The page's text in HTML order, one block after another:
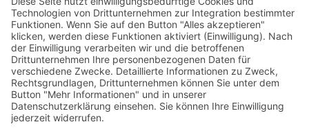
Technologien und einem einfühlsamen Ansatz
sorgen sie für Ihre klare Sicht und Ihr
Wohlbefinden. Zusätzlich bieten wir Ihnen Zugang
zu erfahrenen Kinderärzten in Böhl-Iggelheim, die
sich auf die Betreuung der kleinen Patienten
spezialisiert haben. Sie kümmern sich um die
Gesundheit, Entwicklung und das Wohlergehen
Ihrer Kinder und bieten Vorsorgeuntersuchungen,